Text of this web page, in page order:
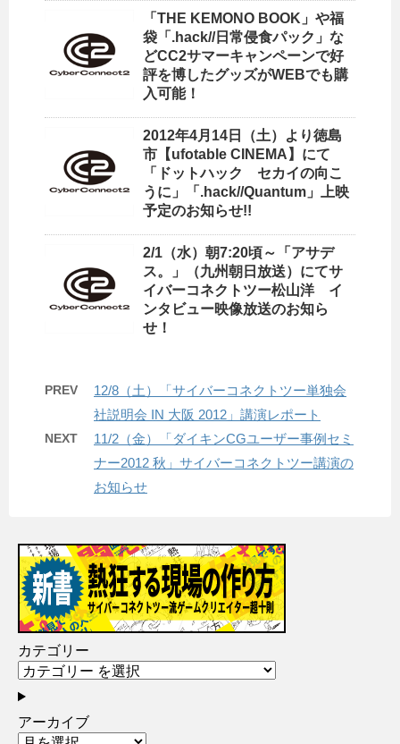
「THE KEMONO BOOK」や福
袋「.hack//日常侵食パック」な
どCC2サマーキャンペーンで好
評を博したグッズがWEBでも購
入可能！
2012年4月14日（土）より徳島
市【ufotable CINEMA】にて
「ドットハック セカイの向こ
うに」「.hack//Quantum」上映
予定のお知らせ!!
2/1（水）朝7:20頃～「アサデ
ス。」（九州朝日放送）にてサ
イバーコネクトツー松山洋 イ
ンタビュー映像放送のお知ら
せ！
PREV
12/8（土）「サイバーコネクトツー単独会
社説明会 IN 大阪 2012」講演レポート
NEXT
11/2（金）「ダイキンCGユーザー事例セミ
ナー2012 秋」サイバーコネクトツー講演の
お知らせ
カテゴリー
アーカイブ